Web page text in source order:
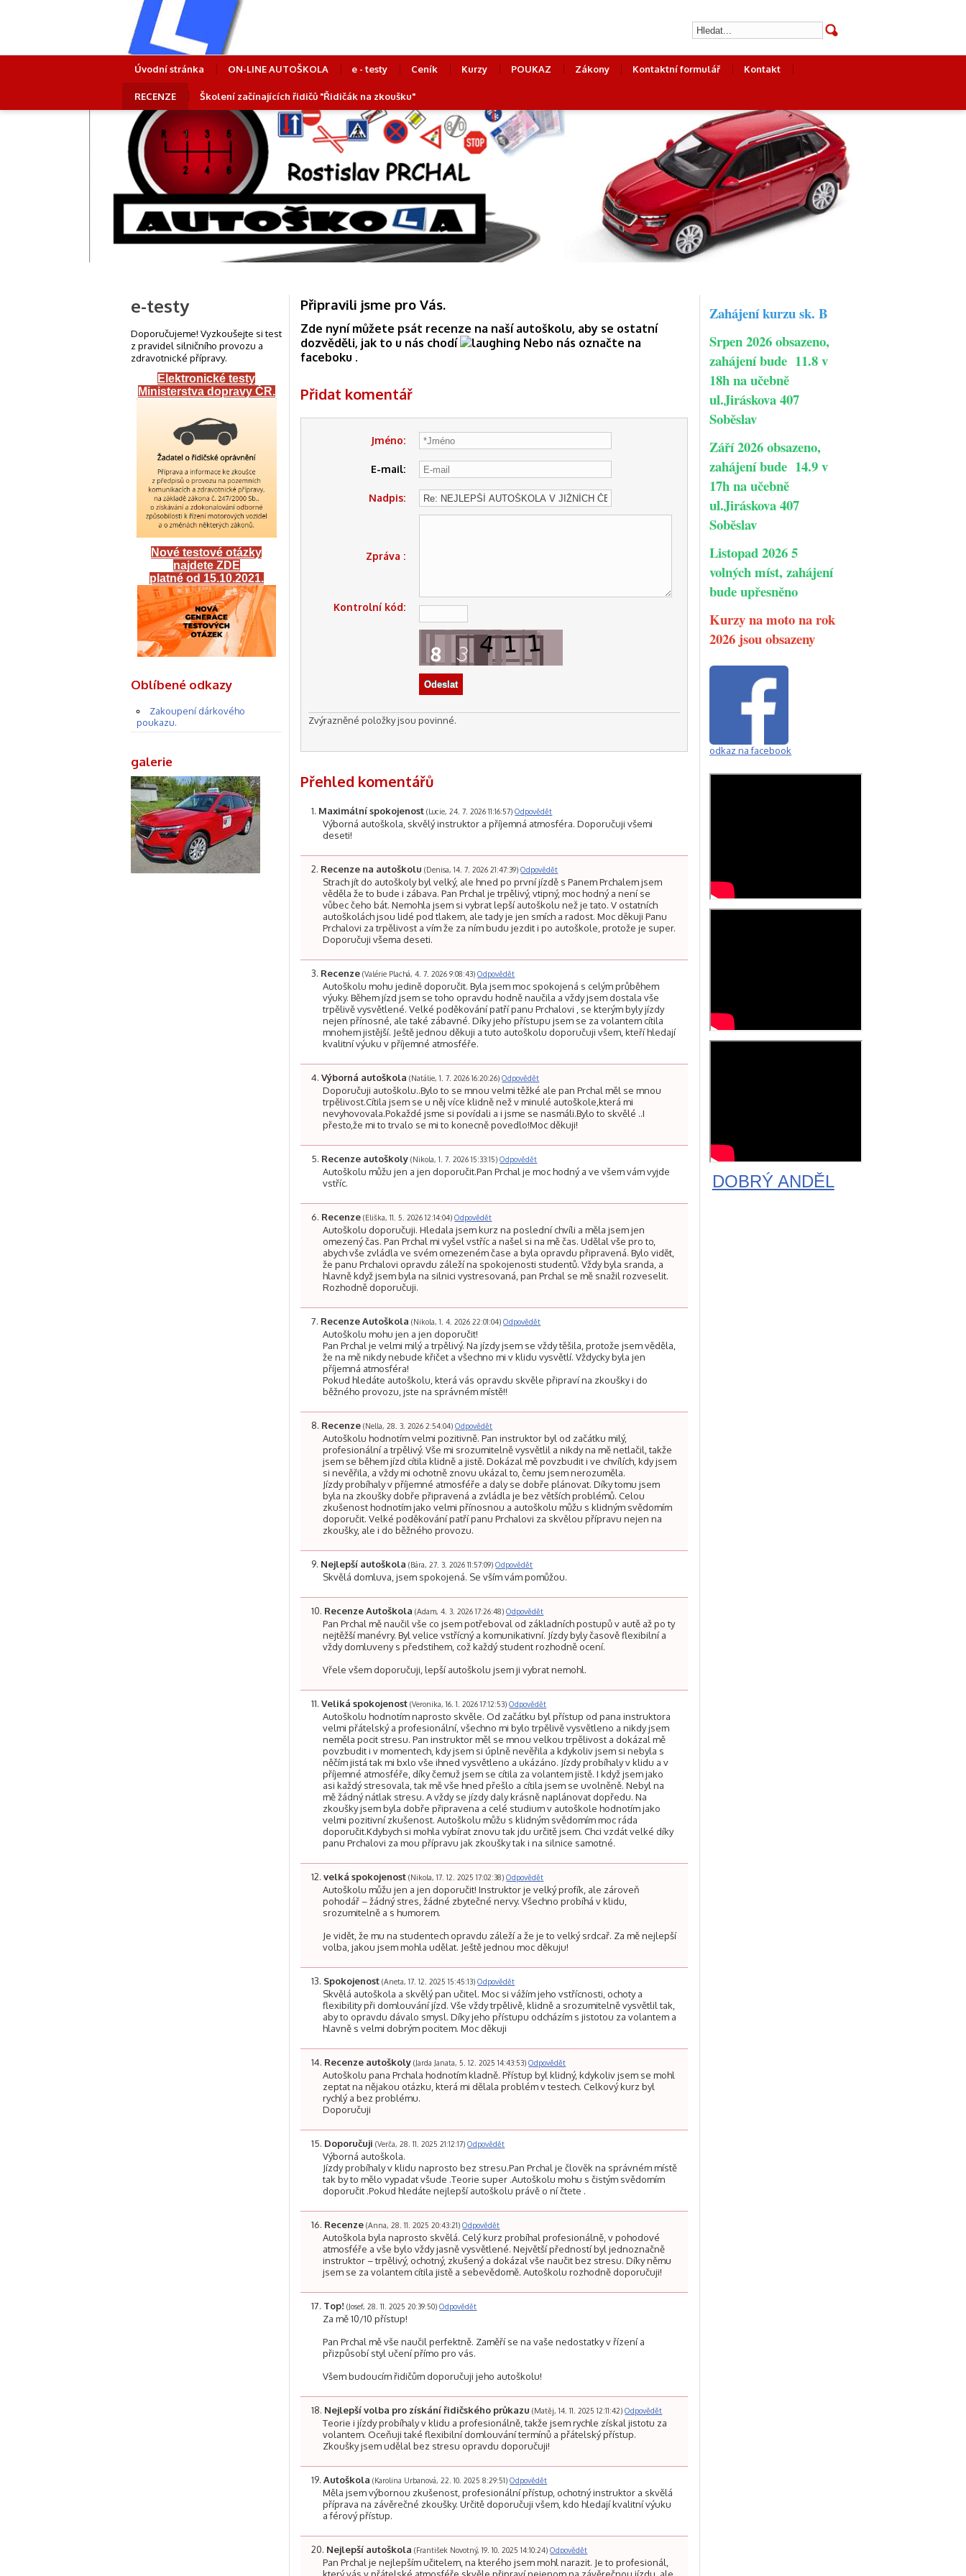
Úvodní stránka ON-LINE AUTOŠKOLA e - testy Ceník Kurzy POUKAZ Zákony Kontaktní formulář Kontakt
RECENZE Školení začínajících řidičů "Řidičák na zkoušku"
Připravili jsme pro Vás.
Zde nyní můžete psát recenze na naší autoškolu, aby se ostatní
dozvěděli, jak to u nás chodí
Nebo nás označte na
faceboku .
Přidat komentář
Jméno:
E-mail:
Nadpis:
Zpráva :
Kontrolní kód:
Zvýrazněné položky jsou povinné.
Přehled komentářů
Maximální spokojenost(Lucie, 24. 7. 2026 11:16:57) Odpovědět
Výborná autoškola, skvělý instruktor a příjemná atmosféra. Doporučuji všemi
deseti!
Recenze na autoškolu(Denisa, 14. 7. 2026 21:47:39) Odpovědět
Strach jít do autoškoly byl velký, ale hned po první jízdě s Panem Prchalem jsem
věděla že to bude i zábava. Pan Prchal je trpělivý, vtipný, moc hodný a není se
vůbec čeho bát. Nemohla jsem si vybrat lepší autoškolu než je tato. V ostatních
autoškolách jsou lidé pod tlakem, ale tady je jen smích a radost. Moc děkuji Panu
Prchalovi za trpělivost a vím že za ním budu jezdit i po autoškole, protože je super.
Doporučuji všema deseti.
Recenze(Valérie Plachá, 4. 7. 2026 9:08:43) Odpovědět
Autoškolu mohu jedině doporučit. Byla jsem moc spokojená s celým průběhem
výuky. Během jízd jsem se toho opravdu hodně naučila a vždy jsem dostala vše
trpělivě vysvětlené. Velké poděkování patří panu Prchalovi , se kterým byly jízdy
nejen přínosné, ale také zábavné. Díky jeho přístupu jsem se za volantem cítila
mnohem jistější. Ještě jednou děkuji a tuto autoškolu doporučuji všem, kteří hledají
kvalitní výuku v příjemné atmosféře.
Výborná autoškola(Natálie, 1. 7. 2026 16:20:26) Odpovědět
Doporučuji autoškolu..Bylo to se mnou velmi těžké ale pan Prchal měl se mnou
trpělivost.Cítila jsem se u něj více klidně než v minulé autoškole,která mi
nevyhovovala.Pokaždé jsme si povídali a i jsme se nasmáli.Bylo to skvělé ..I
přesto,že mi to trvalo se mi to konecně povedlo!Moc děkuji!
Recenze autoškoly(Nikola, 1. 7. 2026 15:33:15) Odpovědět
Autoškolu můžu jen a jen doporučit.Pan Prchal je moc hodný a ve všem vám vyjde
vstříc.
Recenze(Eliška, 11. 5. 2026 12:14:04) Odpovědět
Autoškolu doporučuji. Hledala jsem kurz na poslední chvíli a měla jsem jen
omezený čas. Pan Prchal mi vyšel vstříc a našel si na mě čas. Udělal vše pro to,
abych vše zvládla ve svém omezeném čase a byla opravdu připravená. Bylo vidět,
že panu Prchalovi opravdu záleží na spokojenosti studentů. Vždy byla sranda, a
hlavně když jsem byla na silnici vystresovaná, pan Prchal se mě snažil rozveselit.
Rozhodně doporučuji.
Recenze Autoškola(Nikola, 1. 4. 2026 22:01:04) Odpovědět
Autoškolu mohu jen a jen doporučit!
Pan Prchal je velmi milý a trpělivý. Na jízdy jsem se vždy těšila, protože jsem věděla,
že na mě nikdy nebude křičet a všechno mi v klidu vysvětlí. Vždycky byla jen
příjemná atmosféra!
Pokud hledáte autoškolu, která vás opravdu skvěle připraví na zkoušky i do
běžného provozu, jste na správném místě!!
Recenze(Nella, 28. 3. 2026 2:54:04) Odpovědět
Autoškolu hodnotím velmi pozitivně. Pan instruktor byl od začátku milý,
profesionální a trpělivý. Vše mi srozumitelně vysvětlil a nikdy na mě netlačil, takže
jsem se během jízd cítila klidně a jistě. Dokázal mě povzbudit i ve chvílích, kdy jsem
si nevěřila, a vždy mi ochotně znovu ukázal to, čemu jsem nerozuměla.
Jízdy probíhaly v příjemné atmosféře a daly se dobře plánovat. Díky tomu jsem
byla na zkoušky dobře připravená a zvládla je bez větších problémů. Celou
zkušenost hodnotím jako velmi přínosnou a autoškolu můžu s klidným svědomím
doporučit. Velké poděkování patří panu Prchalovi za skvělou přípravu nejen na
zkoušky, ale i do běžného provozu.
Nejlepší autoškola(Bára, 27. 3. 2026 11:57:09) Odpovědět
Skvělá domluva, jsem spokojená. Se vším vám pomůžou.
Recenze Autoškola(Adam, 4. 3. 2026 17:26:48) Odpovědět
Pan Prchal mě naučil vše co jsem potřeboval od základních postupů v autě až po ty
nejtěžší manévry. Byl velice vstřícný a komunikativní. Jízdy byly časově flexibilní a
vždy domluveny s předstihem, což každý student rozhodně ocení.
Vřele všem doporučuji, lepší autoškolu jsem ji vybrat nemohl.
Veliká spokojenost(Veronika, 16. 1. 2026 17:12:53) Odpovědět
Autoškolu hodnotím naprosto skvěle. Od začátku byl přístup od pana instruktora
velmi přátelský a profesionální, všechno mi bylo trpělivě vysvětleno a nikdy jsem
neměla pocit stresu. Pan instruktor měl se mnou velkou trpělivost a dokázal mě
povzbudit i v momentech, kdy jsem si úplně nevěřila a kdykoliv jsem si nebyla s
něčím jistá tak mi bxlo vše ihned vysvětleno a ukázáno. Jízdy probíhaly v klidu a v
příjemné atmosféře, díky čemuž jsem se cítila za volantem jistě. I když jsem jako
asi každý stresovala, tak mě vše hned přešlo a cítila jsem se uvolněně. Nebyl na
mě žádný nátlak stresu. A vždy se jízdy daly krásně naplánovat dopředu. Na
zkoušky jsem byla dobře připravena a celé studium v autoškole hodnotím jako
velmi pozitivní zkušenost. Autoškolu můžu s klidným svědomím moc ráda
doporučit.Kdybych si mohla vybírat znovu tak jdu určitě jsem. Chci vzdát velké díky
panu Prchalovi za mou přípravu jak zkoušky tak i na silnice samotné.
velká spokojenost(Nikola, 17. 12. 2025 17:02:38) Odpovědět
Autoškolu můžu jen a jen doporučit! Instruktor je velký profík, ale zároveň
pohodář – žádný stres, žádné zbytečné nervy. Všechno probíhá v klidu,
srozumitelně a s humorem.
Je vidět, že mu na studentech opravdu záleží a že je to velký srdcař. Za mě nejlepší
volba, jakou jsem mohla udělat. Ještě jednou moc děkuju!
Spokojenost(Aneta, 17. 12. 2025 15:45:13) Odpovědět
Skvělá autoškola a skvělý pan učitel. Moc si vážím jeho vstřícnosti, ochoty a
flexibility při domlouvání jízd. Vše vždy trpělivě, klidně a srozumitelně vysvětlil tak,
aby to opravdu dávalo smysl. Díky jeho přístupu odcházím s jistotou za volantem a
hlavně s velmi dobrým pocitem. Moc děkuji
Recenze autoškoly(Jarda Janata, 5. 12. 2025 14:43:53) Odpovědět
Autoškolu pana Prchala hodnotím kladně. Přístup byl klidný, kdykoliv jsem se mohl
zeptat na nějakou otázku, která mi dělala problém v testech. Celkový kurz byl
rychlý a bez problému.
Doporučuji
Doporučuji(Verča, 28. 11. 2025 21:12:17) Odpovědět
Výborná autoškola.
Jízdy probíhaly v klidu naprosto bez stresu.Pan Prchal je člověk na správném místě
tak by to mělo vypadat všude .Teorie super .Autoškolu mohu s čistým svědomím
doporučit .Pokud hledáte nejlepší autoškolu právě o ní čtete .
Recenze(Anna, 28. 11. 2025 20:43:21) Odpovědět
Autoškola byla naprosto skvělá. Celý kurz probíhal profesionálně, v pohodové
atmosféře a vše bylo vždy jasně vysvětlené. Největší předností byl jednoznačně
instruktor – trpělivý, ochotný, zkušený a dokázal vše naučit bez stresu. Díky němu
jsem se za volantem cítila jistě a sebevědomě. Autoškolu rozhodně doporučuji!
Top!(Josef, 28. 11. 2025 20:39:50) Odpovědět
Za mě 10/10 přístup!
Pan Prchal mě vše naučil perfektně. Zaměří se na vaše nedostatky v řízení a
přizpůsobí styl učení přímo pro vás.
Všem budoucím řidičům doporučuji jeho autoškolu!
Nejlepší volba pro získání řidičského průkazu(Matěj, 14. 11. 2025 12:11:42) Odpovědět
Teorie i jízdy probíhaly v klidu a profesionálně, takže jsem rychle získal jistotu za
volantem. Oceňuji také flexibilní domlouvání termínů a přátelský přístup.
Zkoušky jsem udělal bez stresu opravdu doporučuji!
Autoškola(Karolina Urbanová, 22. 10. 2025 8:29:51) Odpovědět
Měla jsem výbornou zkušenost, profesionální přístup, ochotný instruktor a skvělá
příprava na závěrečné zkoušky. Určitě doporučuji všem, kdo hledají kvalitní výuku
a férový přístup.
Nejlepší autoškola(František Novotný, 19. 10. 2025 14:10:24) Odpovědět
Pan Prchal je nejlepším učitelem, na kterého jsem mohl narazit. Je to profesionál,
Zahájení kurzu sk. B
Srpen 2026 obsazeno,
zahájení bude 11.8 v
18h na učebně
ul.Jiráskova 407
Soběslav
Září 2026 obsazeno,
zahájení bude 14.9 v
17h na učebně
ul.Jiráskova 407
Soběslav
Listopad 2026 5
volných míst, zahájení
bude upřesněno
Kurzy na moto na rok
2026 jsou obsazeny
odkaz na facebook
DOBRÝ ANDĚL
e-testy
Doporučujeme! Vyzkoušejte si test
z pravidel silničního provozu a
zdravotnické přípravy.
Elektronické testy
Ministerstva dopravy ČR.
Nové testové otázky
najdete ZDE
platné od 15.10.2021.
Oblíbené odkazy
Zakoupení dárkového
poukazu.
galerie